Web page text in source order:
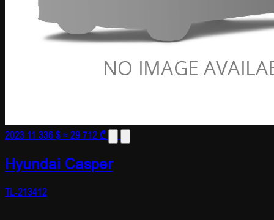
2023 11 336 $≈ 29 712 ₾
Hyundai Casper
TL-213412